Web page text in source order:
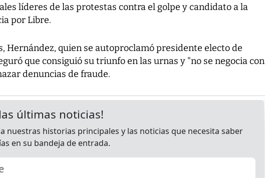
líderes de las protestas contra el golpe y candidato a la
por Libre.
Hernández, quien se autoproclamó presidente electo de
que consiguió su triunfo en las urnas y "no se negocia con
denuncias de fraude.